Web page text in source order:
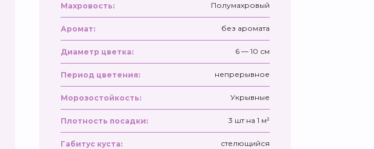
Махровость: Полумахровый
Аромат: без аромата
Диаметр цветка: 6 — 10 см
Период цветения: непрерывное
Морозостойкость: Укрывные
Плотность посадки: 3 шт на 1 м²
Габитус куста: стелющийся